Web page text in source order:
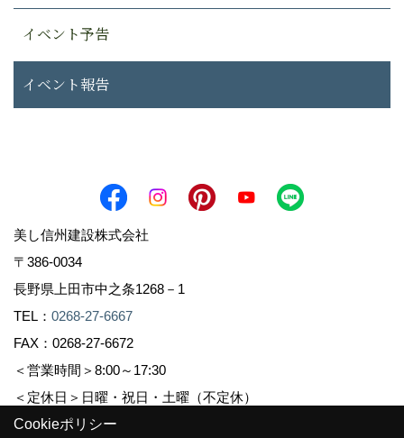
イベント予告
イベント報告
美し信州建設株式会社
〒386-0034
長野県上田市中之条1268－1
TEL： 0268-27-6667
FAX：0268-27-6672
＜営業時間＞8:00～17:30
＜定休日＞日曜・祝日・土曜（不定休）
Cookieポリシー